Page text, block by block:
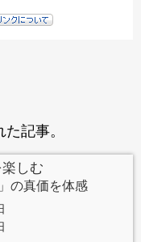
記事。
しむ
の真価を体感